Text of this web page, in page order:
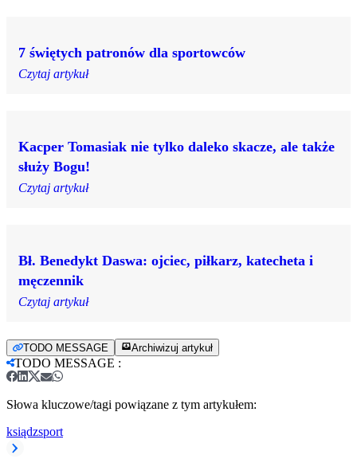
7 świętych patronów dla sportowców
Czytaj artykuł
Kacper Tomasiak nie tylko daleko skacze, ale także
służy Bogu!
Czytaj artykuł
Bł. Benedykt Daswa: ojciec, piłkarz, katecheta i
męczennik
Czytaj artykuł
TODO MESSAGE Archiwizuj artykuł
TODO MESSAGE :
Słowa kluczowe/tagi powiązane z tym artykułem:
ksiądzsport